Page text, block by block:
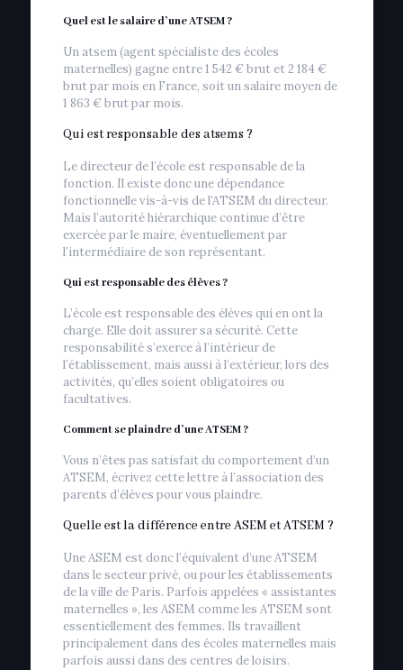
Quel est le salaire d’une ATSEM ?
Un atsem (agent spécialiste des écoles
maternelles) gagne entre 1 542 € brut et 2 184 €
brut par mois en France, soit un salaire moyen de
1 863 € brut par mois.
Qui est responsable des atsems ?
Le directeur de l’école est responsable de la
fonction. Il existe donc une dépendance
fonctionnelle vis-à-vis de l’ATSEM du directeur.
Mais l’autorité hiérarchique continue d’être
exercée par le maire, éventuellement par
l’intermédiaire de son représentant.
Qui est responsable des élèves ?
L’école est responsable des élèves qui en ont la
charge. Elle doit assurer sa sécurité. Cette
responsabilité s’exerce à l’intérieur de
l’établissement, mais aussi à l’extérieur, lors des
activités, qu’elles soient obligatoires ou
facultatives.
Comment se plaindre d’une ATSEM ?
Vous n’êtes pas satisfait du comportement d’un
ATSEM, écrivez cette lettre à l’association des
parents d’élèves pour vous plaindre.
Quelle est la différence entre ASEM et ATSEM ?
Une ASEM est donc l’équivalent d’une ATSEM
dans le secteur privé, ou pour les établissements
de la ville de Paris. Parfois appelées « assistantes
maternelles », les ASEM comme les ATSEM sont
essentiellement des femmes. Ils travaillent
principalement dans des écoles maternelles mais
parfois aussi dans des centres de loisirs.